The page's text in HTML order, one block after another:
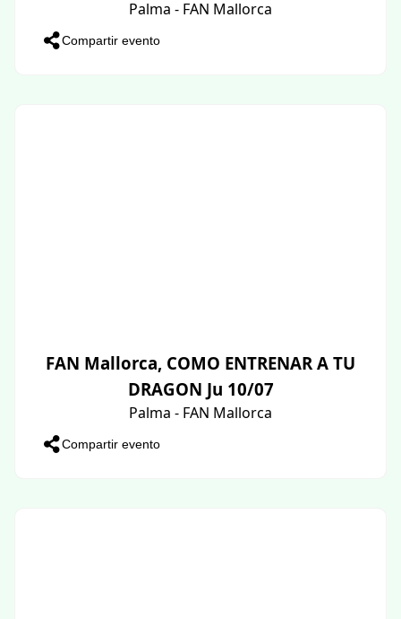
Palma - FAN Mallorca
Compartir evento
FAN Mallorca, COMO ENTRENAR A TU
DRAGON Ju 10/07
Palma - FAN Mallorca
Compartir evento